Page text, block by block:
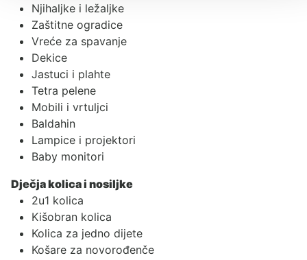
Njihaljke i ležaljke
Zaštitne ogradice
Vreće za spavanje
Dekice
Jastuci i plahte
Tetra pelene
Mobili i vrtuljci
Baldahin
Lampice i projektori
Baby monitori
Dječja kolica i nosiljke
2u1 kolica
Kišobran kolica
Kolica za jedno dijete
Košare za novorođenče